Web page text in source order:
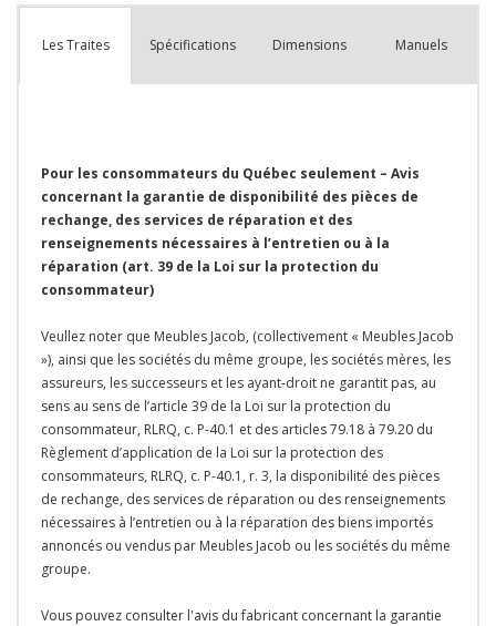
que
Les Traites Spécifications Dimensions Manuels
Pour les consommateurs du Québec seulement – Avis
concernant la garantie de disponibilité des pièces de
rechange, des services de réparation et des
renseignements nécessaires à l’entretien ou à la
réparation (art. 39 de la Loi sur la protection du
consommateur)
Veullez noter que Meubles Jacob, (collectivement « Meubles Jacob
»), ainsi que les sociétés du même groupe, les sociétés mères, les
assureurs, les successeurs et les ayant-droit ne garantit pas, au
sens au sens de l’article 39 de la Loi sur la protection du
consommateur, RLRQ, c. P-40.1 et des articles 79.18 à 79.20 du
Règlement d’application de la Loi sur la protection des
consommateurs, RLRQ, c. P-40.1, r. 3, la disponibilité des pièces
de rechange, des services de réparation ou des renseignements
nécessaires à l’entretien ou à la réparation des biens importés
annoncés ou vendus par Meubles Jacob ou les sociétés du même
groupe.
Vous pouvez consulter l'avis du fabricant concernant la garantie